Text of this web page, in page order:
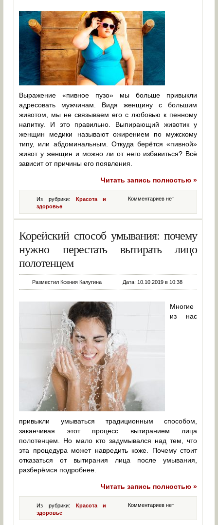
Выражение «пивное пузо» мы больше привыкли
адресовать мужчинам. Видя женщину с большим
животом, мы не связываем его с любовью к пенному
напитку. И это правильно. Выпирающий животик у
женщин медики называют ожирением по мужскому
типу, или абдоминальным. Откуда берётся «пивной»
живот у женщин и можно ли от него избавиться? Всё
зависит от причины его появления.
Читать запись полностью »
Комментариев нет
Из рубрики: Красота и
здоровье
Корейский способ умывания: почему
нужно перестать вытирать лицо
полотенцем
Разместил Ксения Калугина Дата: 10.10.2019 в 10:38
Многие
из нас
привыкли умываться традиционным способом,
заканчивая этот процесс вытиранием лица
полотенцем. Но мало кто задумывался над тем, что
эта процедура может навредить коже. Почему стоит
отказаться от вытирания лица после умывания,
разберёмся подробнее.
Читать запись полностью »
Комментариев нет
Из рубрики: Красота и
здоровье